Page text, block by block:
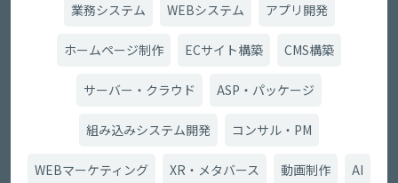
業務システム WEBシステム アプリ開発
ホームページ制作 ECサイト構築 CMS構築
サーバー・クラウド ASP・パッケージ
組み込みシステム開発 コンサル・PM
WEBマーケティング XR・メタバース 動画制作 AI